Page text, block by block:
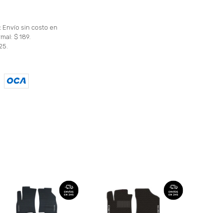
Envío sin costo en
$ 189.